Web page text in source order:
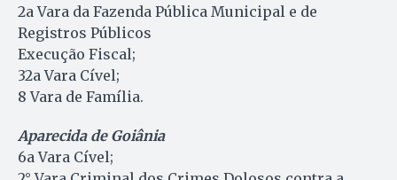
2a Vara da Fazenda Pública Municipal e de
Registros Públicos
Execução Fiscal;
32a Vara Cível;
8 Vara de Família.
Aparecida de Goiânia
6a Vara Cível;